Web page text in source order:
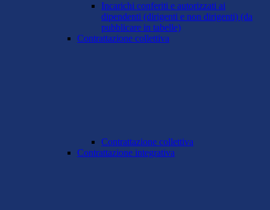
Incarichi conferiti e autorizzati ai
dipendenti (dirigenti e non dirigenti) (da
pubblicare in tabelle)
Contrattazione collettiva
Contrattazione collettiva
Contrattazione integrativa